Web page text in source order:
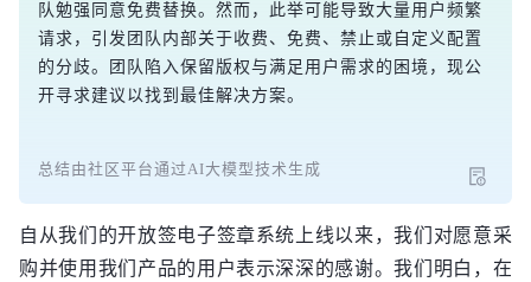
队勉强同意免费替换。然而，此举可能导致大量用户频繁
请求，引发团队内部关于收费、免费、禁止或自定义配置
的分歧。团队陷入保留版权与满足用户需求的困境，现公
开寻求建议以找到最佳解决方案。
总结由社区平台通过AI大模型技术生成
自从我们的开放签电子签章系统上线以来，我们对愿意采
购并使用我们产品的用户表示深深的感谢。我们明白，在